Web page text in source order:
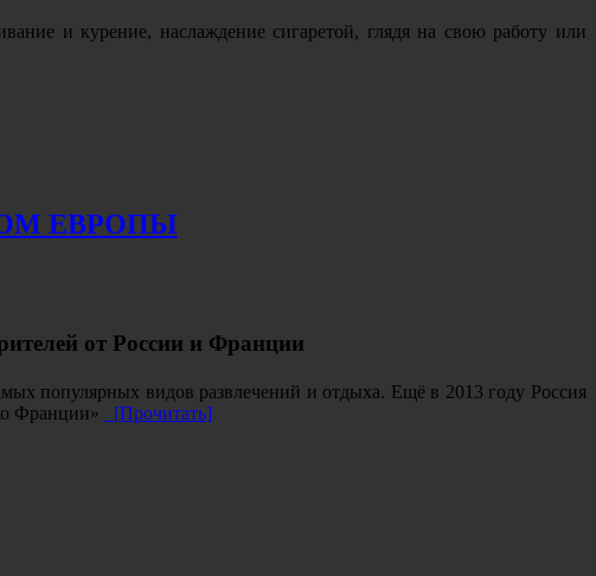
и курение, наслаждение сигаретой, глядя на свою работу или
ЕВРОПЫ
от России и Франции
популярных видов развлечений и отдыха. Ещё в 2013 году Россия
Франции»
[Прочитать]